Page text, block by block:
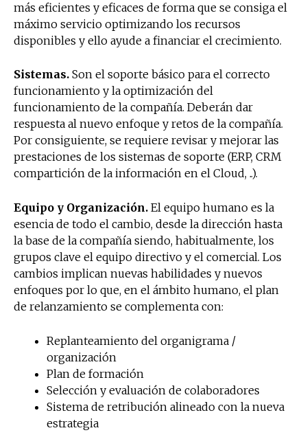
más eficientes y eficaces de forma que se consiga el
máximo servicio optimizando los recursos
disponibles y ello ayude a financiar el crecimiento.
Sistemas. Son el soporte básico para el correcto
funcionamiento y la optimización del
funcionamiento de la compañía. Deberán dar
respuesta al nuevo enfoque y retos de la compañía.
Por consiguiente, se requiere revisar y mejorar las
prestaciones de los sistemas de soporte (ERP, CRM
compartición de la información en el Cloud, ..).
Equipo y Organización. El equipo humano es la
esencia de todo el cambio, desde la dirección hasta
la base de la compañía siendo, habitualmente, los
grupos clave el equipo directivo y el comercial. Los
cambios implican nuevas habilidades y nuevos
enfoques por lo que, en el ámbito humano, el plan
de relanzamiento se complementa con:
Replanteamiento del organigrama /
organización
Plan de formación
Selección y evaluación de colaboradores
Sistema de retribución alineado con la nueva
estrategia